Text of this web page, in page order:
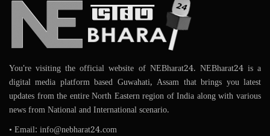
You're visiting the official website of NEBharat24. NEBharat24 is a
digital media platform based Guwahati, Assam that brings you latest
updates from the entire North Eastern region of India along with various
news from National and International scenario.
• Email: info@nebharat24.com